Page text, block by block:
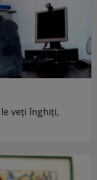
veţi înghiţi,